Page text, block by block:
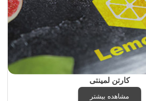
کارتن لمینتی
مشاهده بیشتر